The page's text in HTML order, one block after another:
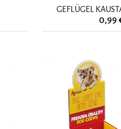
GEFLÜGEL
0,99